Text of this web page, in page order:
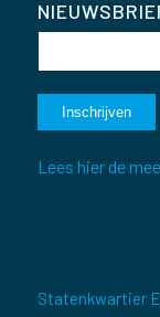
Lees hier de
Statenkwartier